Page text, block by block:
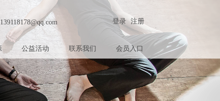
公益活动 联系我们 会员入口
139118178@qq.com 登录 注册